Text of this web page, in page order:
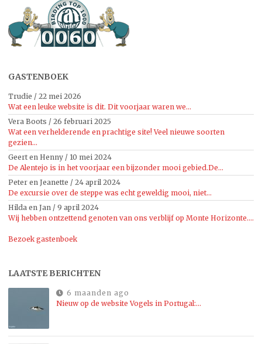
GASTENBOEK
Trudie / 22 mei 2026
Wat een leuke website is dit. Dit voorjaar waren we...
Vera Boots / 26 februari 2025
Wat een verhelderende en prachtige site! Veel nieuwe soorten
gezien...
Geert en Henny / 10 mei 2024
De Alentejo is in het voorjaar een bijzonder mooi gebied.De...
Peter en Jeanette / 24 april 2024
De excursie over de steppe was echt geweldig mooi, niet...
Hilda en Jan / 9 april 2024
Wij hebben ontzettend genoten van ons verblijf op Monte Horizonte....
Bezoek gastenboek
LAATSTE BERICHTEN
6 maanden ago
Nieuw op de website Vogels in Portugal:…